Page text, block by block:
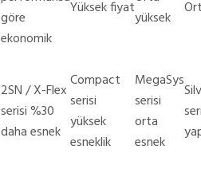
göre
ekonomik
Yüksek fiyatyüksek
2SN / X-Flex
serisi %30
daha esnek
Compact
serisi
yüksek
esneklik
MegaSys
serisi
orta
esnek